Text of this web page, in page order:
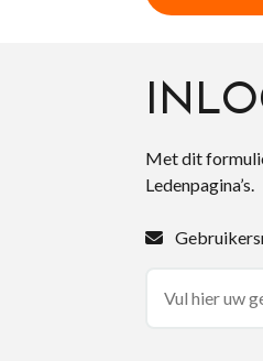
Met dit
Ledenpagina’s.